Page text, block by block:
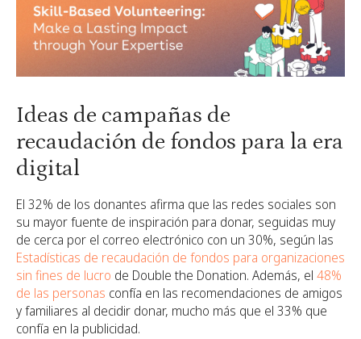
Ideas de campañas de
recaudación de fondos para la era
digital
El 32% de los donantes afirma que las redes sociales son
su mayor fuente de inspiración para donar, seguidas muy
de cerca por el correo electrónico con un 30%, según las
Estadísticas de recaudación de fondos para organizaciones
sin fines de lucro de Double the Donation. Además, el 48%
de las personas confía en las recomendaciones de amigos
y familiares al decidir donar, mucho más que el 33% que
confía en la publicidad.